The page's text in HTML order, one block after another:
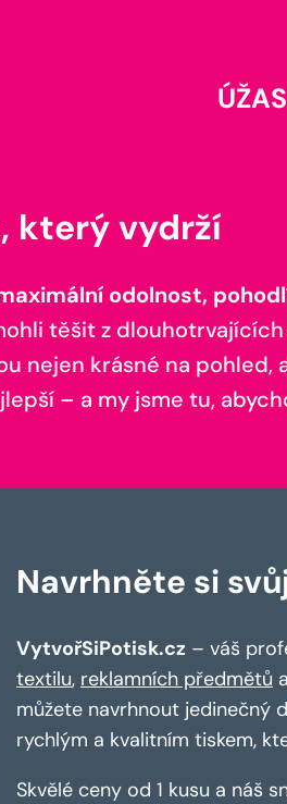
který vydrží
odolnost,
těšit z
nejen krásné na pohled,
– a my jsme tu,
Navrhněte si
VytvořSiPotisk.cz – váš
textilu, reklamních předmětů
můžete navrhnout jedinečný
rychlým a kvalitním tiskem,
Skvělé ceny od 1 kusu a náš